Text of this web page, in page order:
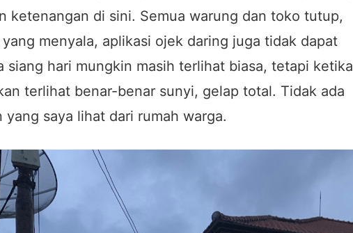
ketenangan di sini. Semua warung dan toko tutup,
menyala, aplikasi ojek daring juga tidak dapat
siang hari mungkin masih terlihat biasa, tetapi ketika
terlihat benar-benar sunyi, gelap total. Tidak ada
yang saya lihat dari rumah warga.